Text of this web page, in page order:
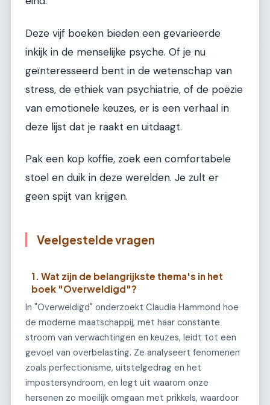
Deze vijf boeken bieden een gevarieerde
inkijk in de menselijke psyche. Of je nu
geïnteresseerd bent in de wetenschap van
stress, de ethiek van psychiatrie, of de poëzie
van emotionele keuzes, er is een verhaal in
deze lijst dat je raakt en uitdaagt.
Pak een kop koffie, zoek een comfortabele
stoel en duik in deze werelden. Je zult er
geen spijt van krijgen.
Veelgestelde vragen
1. Wat zijn de belangrijkste thema's in het
boek "Overweldigd"?
In "Overweldigd" onderzoekt Claudia Hammond hoe
de moderne maatschappij, met haar constante
stroom van verwachtingen en keuzes, leidt tot een
gevoel van overbelasting. Ze analyseert fenomenen
zoals perfectionisme, uitstelgedrag en het
impostersyndroom, en legt uit waarom onze
hersenen zo moeilijk omgaan met prikkels, waardoor